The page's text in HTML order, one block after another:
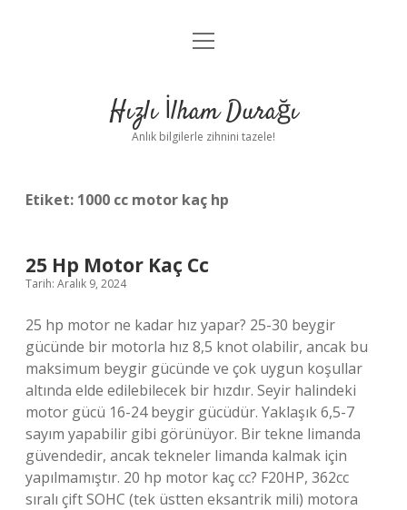
Anasayfa
Yasal Uyarı
menüyü
Hızlı İlham Durağı
Anlık bilgilerle zihnini tazele!
Etiket: 1000 cc motor kaç hp
25 Hp Motor Kaç Cc
Tarih: Aralık 9, 2024
25 hp motor ne kadar hız yapar? 25-30 beygir
gücünde bir motorla hız 8,5 knot olabilir, ancak bu
maksimum beygir gücünde ve çok uygun koşullar
altında elde edilebilecek bir hızdır. Seyir halindeki
motor gücü 16-24 beygir gücüdür. Yaklaşık 6,5-7
sayım yapabilir gibi görünüyor. Bir tekne limanda
güvendedir, ancak tekneler limanda kalmak için
yapılmamıştır. 20 hp motor kaç cc? F20HP, 362cc
sıralı çift SOHC (tek üstten eksantrik mili) motora